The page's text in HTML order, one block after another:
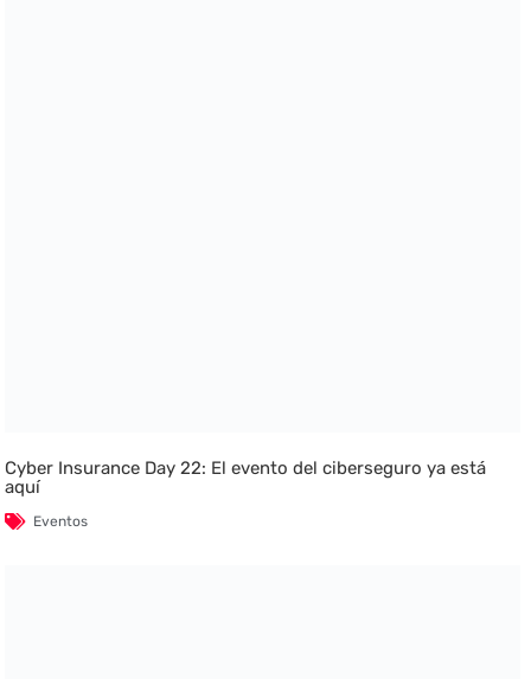
Cyber Insurance Day 22: El evento del ciberseguro ya está
aquí
Eventos